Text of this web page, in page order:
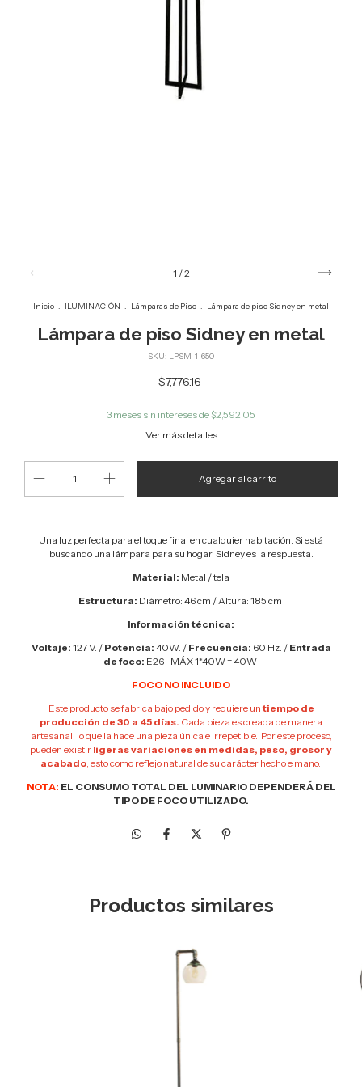
1 /2
Inicio . ILUMINACIÓN . Lámparas de Piso . Lámpara de piso Sidney en metal
Lámpara de piso Sidney en metal
SKU: LPSM-1-650
$7,776.16
3 meses sin intereses de $2,592.05
Ver más detalles
Una luz perfecta para el toque final en cualquier habitación. Si está
buscando una lámpara para su hogar, Sidney es la respuesta.
Material: Metal / tela
Estructura: Diámetro: 46 cm / Altura: 185 cm
Información técnica:
Voltaje: 127 V. / Potencia: 40W. / Frecuencia: 60 Hz. / Entrada
de foco: E26 -MÁX 1*40W = 40W
FOCO NO INCLUIDO
Este producto se fabrica bajo pedido y requiere untiempo de
producción de 30 a 45 días. Cada pieza es creada de manera
artesanal, lo que la hace una pieza única e irrepetible. Por este proceso,
pueden existir ligeras variaciones en medidas, peso, grosor y
acabado, esto como reflejo natural de su carácter hecho e mano.
NOTA: EL CONSUMO TOTAL DEL LUMINARIO DEPENDERÁ DEL
TIPO DE FOCO UTILIZADO.
Productos similares